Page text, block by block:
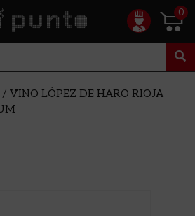
0
/ VINO LÓPEZ DE HARO RIOJA